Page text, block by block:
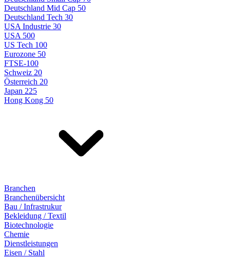
Deutschland Mid Cap 50
Deutschland Tech 30
USA Industrie 30
USA 500
US Tech 100
Eurozone 50
FTSE-100
Schweiz 20
Österreich 20
Japan 225
Hong Kong 50
Branchen
Branchenübersicht
Bau / Infrastrukur
Bekleidung / Textil
Biotechnologie
Chemie
Dienstleistungen
Eisen / Stahl